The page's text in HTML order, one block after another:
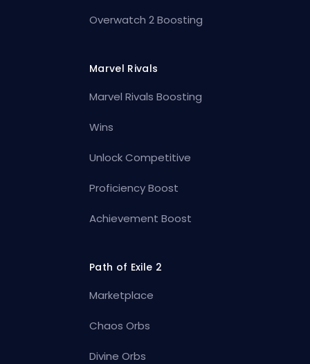
Overwatch 2 Boosting
Marvel Rivals
Marvel Rivals Boosting
Wins
Unlock Competitive
Proficiency Boost
Achievement Boost
Path of Exile 2
Marketplace
Chaos Orbs
Divine Orbs